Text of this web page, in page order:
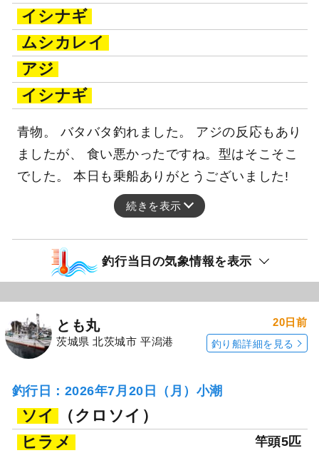
イシナギ
ムシカレイ
アジ
イシナギ
青物。 バタバタ釣れました。 アジの反応もあり
ましたが、 食い悪かったですね。型はそこそこ
でした。 本日も乗船ありがとうございました!
続きを表示
釣行当日の気象情報を表示
とも丸
茨城県 北茨城市 平潟港
20日前
釣り船詳細を見る
釣行日：2026年7月20日（月）小潮
ソイ
（クロソイ）
ヒラメ
竿頭5匹